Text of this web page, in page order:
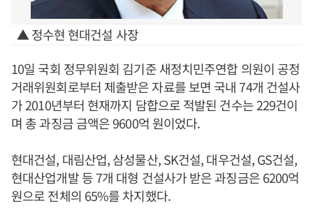
▲ 정수현 현대건설 사장
10일 국회 정무위원회 김기준 새정치민주연합 의원이 공정
거래위원회로부터 제출받은 자료를 보면 국내 74개 건설사
가 2010년부터 현재까지 담합으로 적발된 건수는 229건이
며 총 과징금 금액은 9600억 원이었다.
현대건설, 대림산업, 삼성물산, SK건설, 대우건설, GS건설,
현대산업개발 등 7개 대형 건설사가 받은 과징금은 6200억
원으로 전체의 65%를 차지했다.